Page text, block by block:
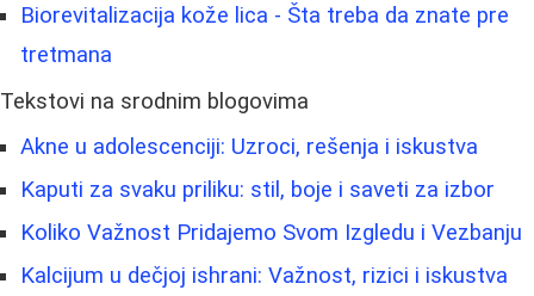
Biorevitalizacija kože lica - Šta treba da znate pre
tretmana
Tekstovi na srodnim blogovima
Akne u adolescenciji: Uzroci, rešenja i iskustva
Kaputi za svaku priliku: stil, boje i saveti za izbor
Koliko Važnost Pridajemo Svom Izgledu i Vezbanju
Kalcijum u dečjoj ishrani: Važnost, rizici i iskustva